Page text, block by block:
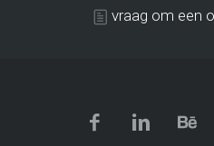
vraag om een